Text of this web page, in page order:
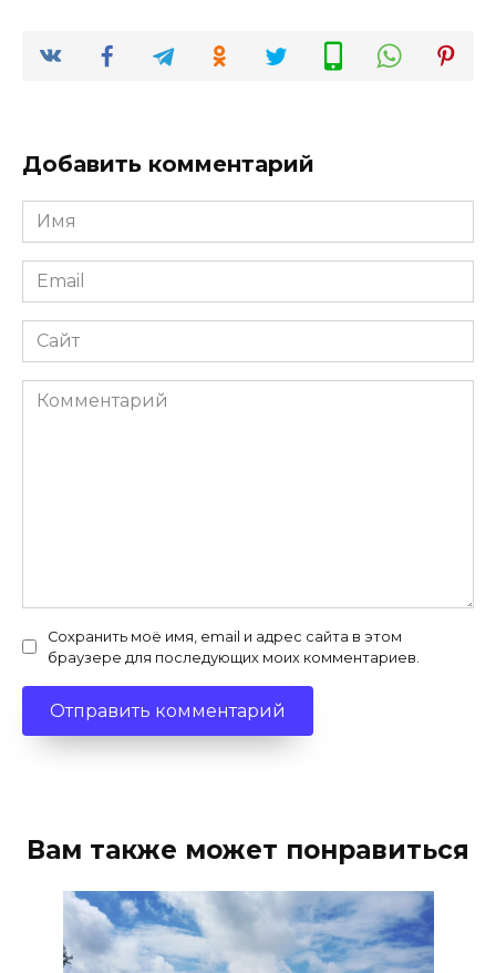
Добавить комментарий
Имя
*
Email
*
Сайт
Комментарий
Сохранить моё имя, email и адрес сайта в этом
браузере для последующих моих комментариев.
Вам также может понравиться